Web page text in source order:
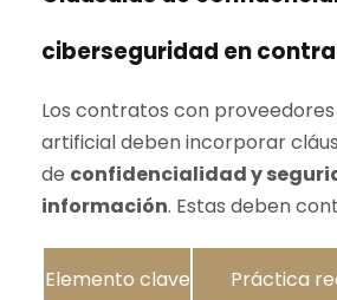
ciberseguridad en
Los contratos con
artificial deben incorporar
de confidencialidad y
información. Estas deben
Elemento clave Práctica